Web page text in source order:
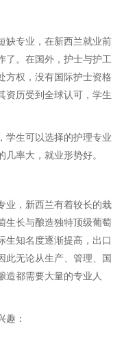
专业，在新西兰就业前
了。在国外，护士与护工
方权，没有国际护士资格
资历受到全球认可，学生
生可以选择的护理专业
率大，就业形势好。
，新西兰有着较长的栽
生长与酿造独特顶级葡萄
生知名度逐渐提高，出口
此无论从生产、管理、国
造都需要大量的专业人
趣：